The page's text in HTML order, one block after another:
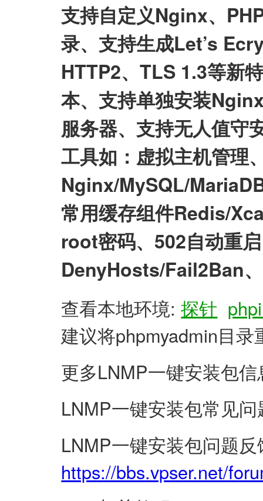
支持自定义Nginx、
录、支持生成Let’s
HTTP2、TLS 1.3等新
本、支持单独安装
服务器、支持无人值守
工具如：虚拟主机管理
Nginx/MySQL/
常用缓存组件Redis/
root密码、502自动重
DenyHosts/Fail2Ban
查看本地环境:探针
建议将phpmyadmin目
更多LNMP一键安装包
LNMP一键安装包常见
LNMP一键安装包问题
https://bbs.vpser.net/